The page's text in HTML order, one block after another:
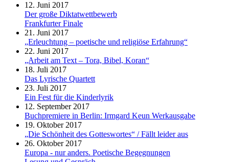
12. Juni 2017
Der große Diktatwettbewerb
Frankfurter Finale
21. Juni 2017
„Erleuchtung – poetische und religiöse Erfahrung“
22. Juni 2017
„Arbeit am Text – Tora, Bibel, Koran“
18. Juli 2017
Das Lyrische Quartett
23. Juli 2017
Ein Fest für die Kinderlyrik
12. September 2017
Buchpremiere in Berlin: Irmgard Keun Werkausgabe
19. Oktober 2017
„Die Schönheit des Gotteswortes“ / Fällt leider aus
26. Oktober 2017
Europa - nur anders. Poetische Begegnungen